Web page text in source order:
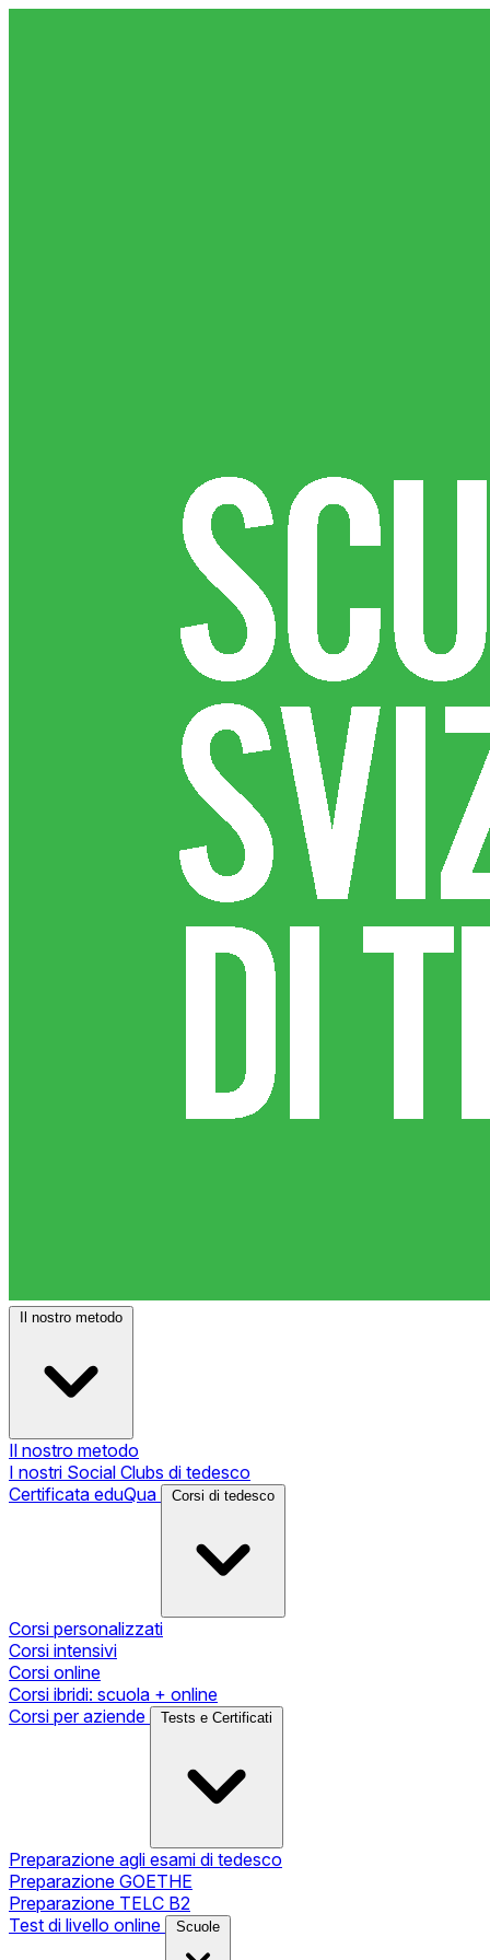
Il nostro metodo
Il nostro metodo
I nostri Social Clubs di tedesco
Certificata eduQua
Corsi di tedesco
Corsi personalizzati
Corsi intensivi
Corsi online
Corsi ibridi: scuola + online
Corsi per aziende
Tests e Certificati
Preparazione agli esami di tedesco
Preparazione GOETHE
Preparazione TELC B2
Test di livello online
Scuole